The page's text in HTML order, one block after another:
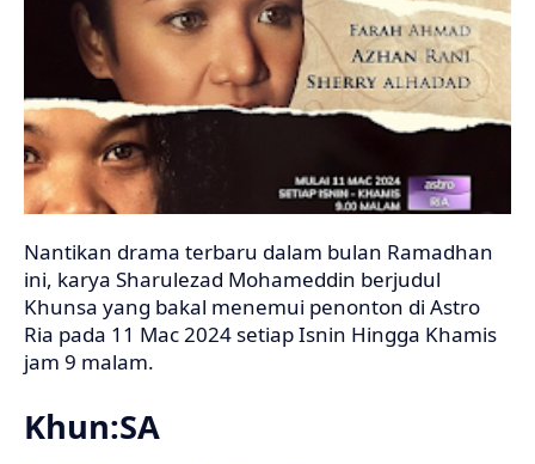
Nantikan drama terbaru dalam bulan Ramadhan
ini, karya Sharulezad Mohameddin berjudul
Khunsa yang bakal menemui penonton di Astro
Ria pada 11 Mac 2024 setiap Isnin Hingga Khamis
jam 9 malam.
Khun:SA